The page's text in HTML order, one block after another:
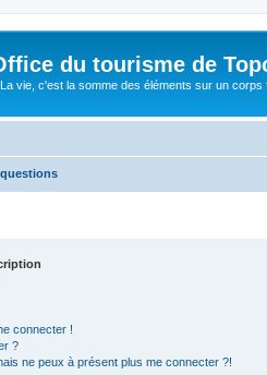
du tourisme de
vie, c'est la somme des éléments sur un corps
connecter !
?
ne peux à présent plus me connecter ?!